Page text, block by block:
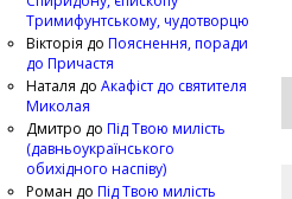
Тримифунтському, чудотворцю
Вікторія до Пояснення, поради
до Причастя
Наталя до Акафіст до святителя
Миколая
Дмитро до Під Твою милість
(давньоукраїнського
обихідного наспіву)
Роман до Під Твою милість